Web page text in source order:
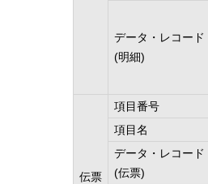
データ・レコード
(明細)
伝票
項目番号
項目名
データ・レコード
(伝票)